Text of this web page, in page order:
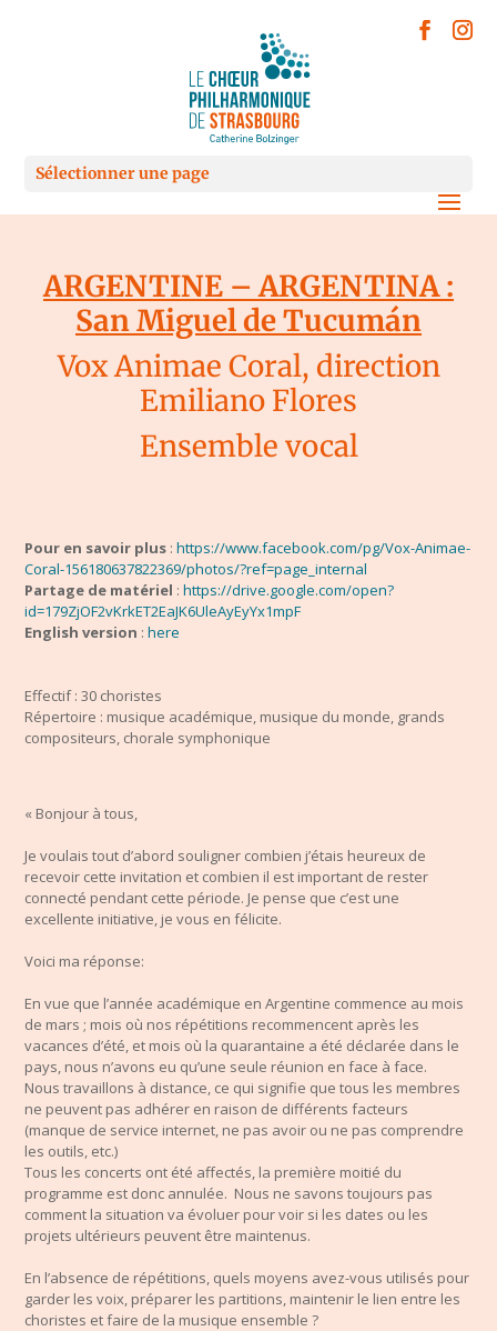
Sélectionner une page
ARGENTINE – ARGENTINA :
San Miguel de Tucumán
Vox Animae Coral, direction
Emiliano Flores
Ensemble vocal
Pour en savoir plus :https://www.facebook.com/pg/Vox-Animae-
Coral-156180637822369/photos/?ref=page_internal
Partage de matériel :https://drive.google.com/open?
id=179ZjOF2vKrkET2EaJK6UleAyEyYx1mpF
English version :here
Effectif : 30 choristes
Répertoire : musique académique, musique du monde, grands
compositeurs, chorale symphonique
« Bonjour à tous,
Je voulais tout d’abord souligner combien j’étais heureux de
recevoir cette invitation et combien il est important de rester
connecté pendant cette période. Je pense que c’est une
excellente initiative, je vous en félicite.
Voici ma réponse:
En vue que l’année académique en Argentine commence au mois
de mars ; mois où nos répétitions recommencent après les
vacances d’été, et mois où la quarantaine a été déclarée dans le
pays, nous n’avons eu qu’une seule réunion en face à face.
Nous travaillons à distance, ce qui signifie que tous les membres
ne peuvent pas adhérer en raison de différents facteurs
(manque de service internet, ne pas avoir ou ne pas comprendre
les outils, etc.)
Tous les concerts ont été affectés, la première moitié du
programme est donc annulée. Nous ne savons toujours pas
comment la situation va évoluer pour voir si les dates ou les
projets ultérieurs peuvent être maintenus.
En l’absence de répétitions, quels moyens avez-vous utilisés pour
garder les voix, préparer les partitions, maintenir le lien entre les
choristes et faire de la musique ensemble ?